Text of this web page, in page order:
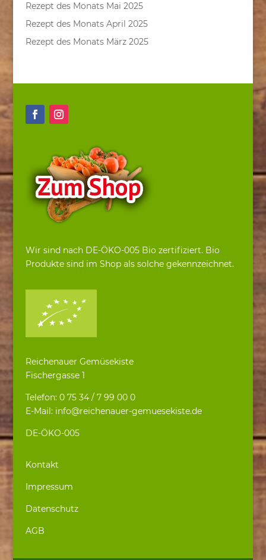
Rezept des Monats Mai 2025
Rezept des Monats April 2025
Rezept des Monats März 2025
Wir sind nach DE-ÖKO-005 Bio zertifiziert. Bio
Produkte sind im Shop als solche gekennzeichnet.
Reichenauer Gemüsekiste
Fischergasse 1
Telefon: 0 75 34 / 7 99 00 0
E-Mail: info@reichenauer-gemuesekiste.de
DE-ÖKO-005
Kontakt
Impressum
Datenschutz
AGB